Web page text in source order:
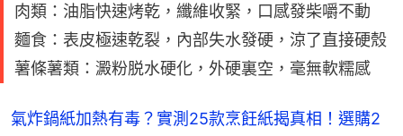
肉類：油脂快速烤乾，纖維收緊，口感發柴嚼不動
麵食：表皮極速乾裂，內部失水發硬，涼了直接硬殼
薯條薯類：澱粉脱水硬化，外硬裏空，毫無軟糯感
氣炸鍋紙加熱有毒？實測25款烹飪紙揭真相！選購2